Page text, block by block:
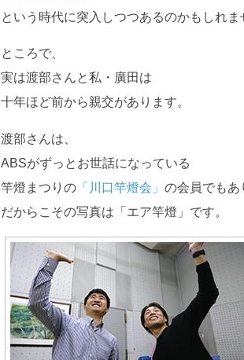
という時代に突入しつつあるのかもしれま
ところで、
実は渡部さんと私・廣田は
十年ほど前から親交があります。
渡部さんは、
ABSがずっとお世話になっている
竿燈まつりの 「川口竿燈会」 の会員でもあ
だからこその写真は「エア竿燈」です。